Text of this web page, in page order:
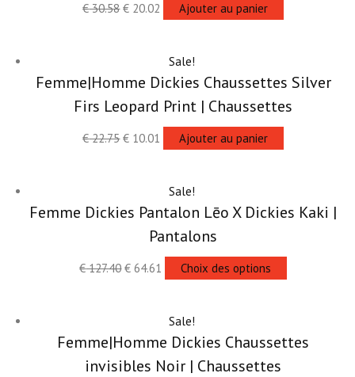
€30.58 € 20.02 Ajouter au panier
Sale!
Femme|Homme Dickies Chaussettes Silver
Firs Leopard Print | Chaussettes
€22.75 € 10.01 Ajouter au panier
Sale!
Femme Dickies Pantalon Lēo X Dickies Kaki |
Pantalons
€127.40 € 64.61 Choix des options
Sale!
Femme|Homme Dickies Chaussettes
invisibles Noir | Chaussettes